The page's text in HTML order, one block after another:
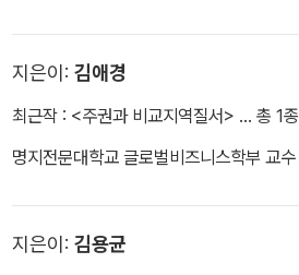
지은이: 김애경
최근작 : <주권과 비교지역질서> … 총 1종
명지전문대학교 글로벌비즈니스학부 교수
지은이: 김용균